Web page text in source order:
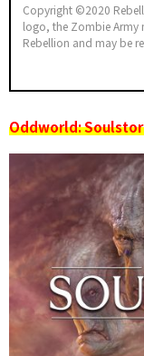
Copyright ©2020
logo, the Zombie Army
Rebellion and may be
Oddworld: